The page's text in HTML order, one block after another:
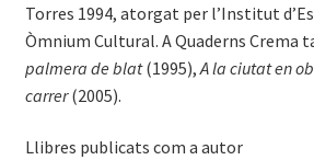
Torres 1994, atorgat per l’Institut
Òmnium Cultural. A Quaderns Crema
palmera de blat(1995), A la ciutat en
carrer(2005).
Llibres publicats com a autor